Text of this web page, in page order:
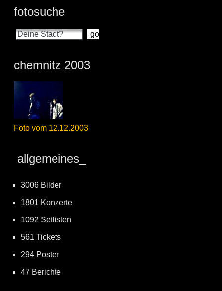
fotosuche
chemnitz 2003
Foto vom 12.12.2003
allgemeines_
3006 Bilder
1801 Konzerte
1092 Setlisten
561 Tickets
294 Poster
47 Berichte